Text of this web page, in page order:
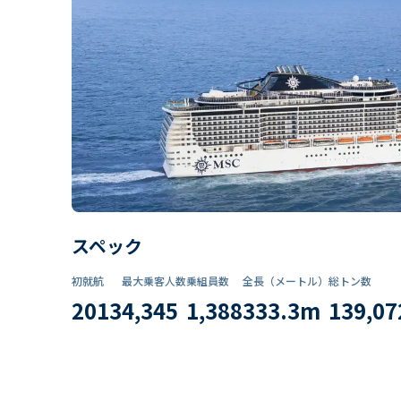
スペック
初就航
2013
最大乗客人数
4,345
乗組員数​
1,388
全長（メートル）
333.3m
総トン数​